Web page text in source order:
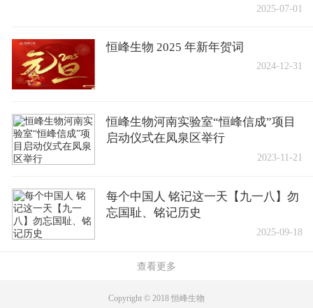
2025-07-01
恒峰生物 2025 年新年贺词
2024-12-31
恒峰生物河南实验室“恒峰信成”项目
启动仪式在凤泉区举行
2023-11-21
每个中国人 铭记这一天【九一八】勿
忘国耻、铭记历史
2025-09-18
查看更多
Copyright © 2018 恒峰生物